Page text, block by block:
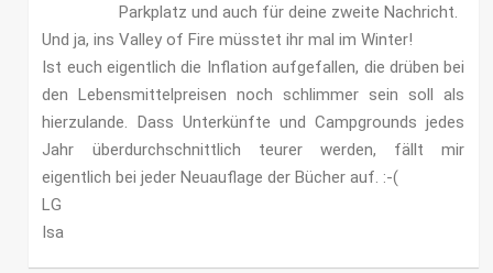
Parkplatz und auch für deine zweite Nachricht.
Und ja, ins Valley of Fire müsstet ihr mal im Winter!
Ist euch eigentlich die Inflation aufgefallen, die drüben bei
den Lebensmittelpreisen noch schlimmer sein soll als
hierzulande. Dass Unterkünfte und Campgrounds jedes
Jahr überdurchschnittlich teurer werden, fällt mir
eigentlich bei jeder Neuauflage der Bücher auf. :-(
LG
Isa